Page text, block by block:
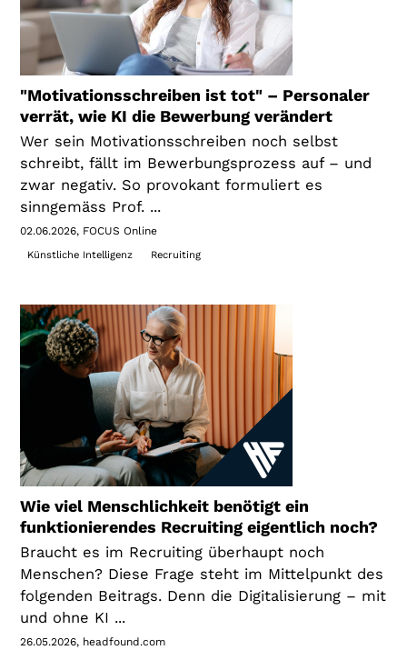
"Motivationsschreiben ist tot" – Personaler
verrät, wie KI die Bewerbung verändert
Wer sein Motivationsschreiben noch selbst
schreibt, fällt im Bewerbungsprozess auf – und
zwar negativ. So provokant formuliert es
sinngemäss Prof. ...
02.06.2026 FOCUS Online
Künstliche Intelligenz Recruiting
Wie viel Menschlichkeit benötigt ein
funktionierendes Recruiting eigentlich noch?
Braucht es im Recruiting überhaupt noch
Menschen? Diese Frage steht im Mittelpunkt des
folgenden Beitrags. Denn die Digitalisierung – mit
und ohne KI ...
26.05.2026 headfound.com